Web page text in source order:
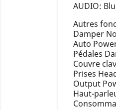
AUDIO:
Autres
Damper
Auto
Pédales
Couvre
Prises
Output
Haut-